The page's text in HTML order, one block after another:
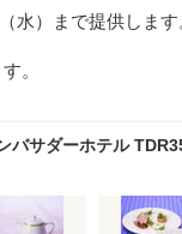
水）まで提供します
。
バサダーホテル